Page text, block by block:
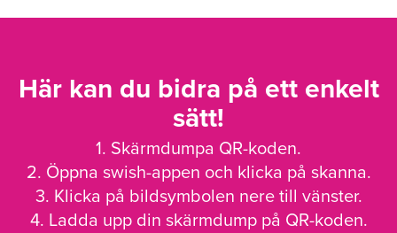
Här kan du bidra på ett enkelt
sätt!
1. Skärmdumpa QR-koden.
2. Öppna swish-appen och klicka på skanna.
3. Klicka på bildsymbolen nere till vänster.
4. Ladda upp din skärmdump på QR-koden.